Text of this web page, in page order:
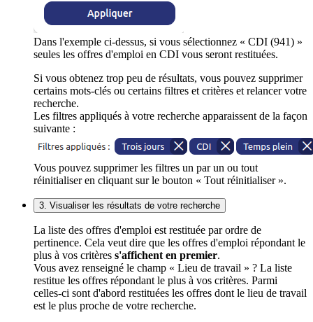
Dans l'exemple ci-dessus, si vous sélectionnez « CDI (941) »
seules les offres d'emploi en CDI vous seront restituées.
Si vous obtenez trop peu de résultats, vous pouvez supprimer
certains mots-clés ou certains filtres et critères et relancer votre
recherche.
Les filtres appliqués à votre recherche apparaissent de la façon
suivante :
Vous pouvez supprimer les filtres un par un ou tout
réinitialiser en cliquant sur le bouton « Tout réinitialiser ».
3. Visualiser les résultats de votre recherche
La liste des offres d'emploi est restituée par ordre de
pertinence. Cela veut dire que les offres d'emploi répondant le
plus à vos critères s'affichent en premier.
Vous avez renseigné le champ « Lieu de travail » ? La liste
restitue les offres répondant le plus à vos critères. Parmi
celles-ci sont d'abord restituées les offres dont le lieu de travail
est le plus proche de votre recherche.